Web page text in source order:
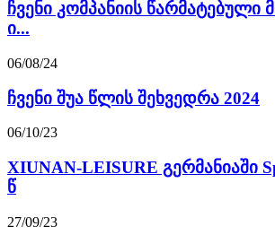
ჩვენი კომპანიის წარმატებული
ი...
06/08/24
ჩვენი შუა წლის შეხვედრა 2024
06/10/23
XIUNAN-LEISURE გერმანიაში
წ
27/09/23